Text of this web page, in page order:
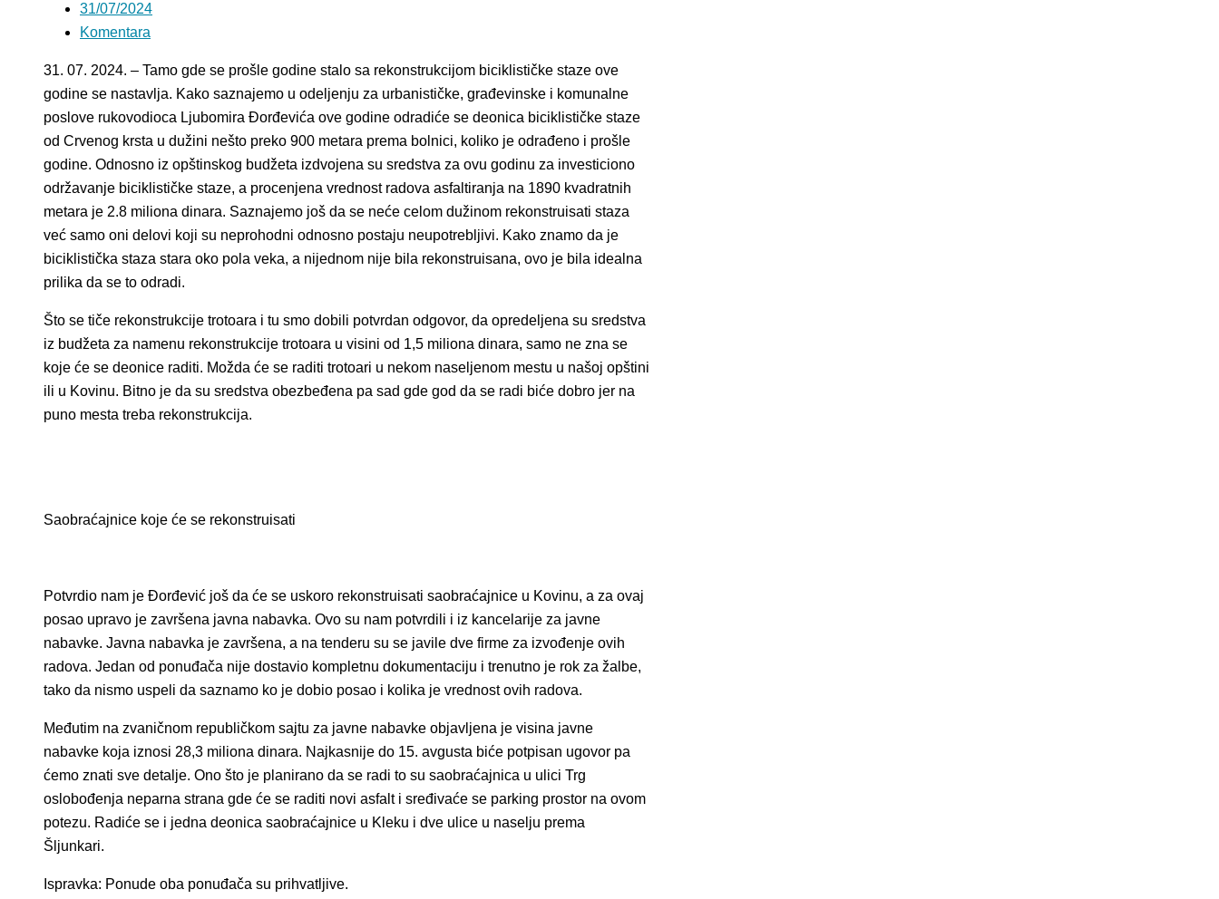
31/07/2024
Komentara
31. 07. 2024. – Tamo gde se prošle godine stalo sa rekonstrukcijom biciklističke staze ove
godine se nastavlja. Kako saznajemo u odeljenju za urbanističke, građevinske i komunalne
poslove rukovodioca Ljubomira Đorđevića ove godine odradiće se deonica biciklističke staze
od Crvenog krsta u dužini nešto preko 900 metara prema bolnici, koliko je odrađeno i prošle
godine. Odnosno iz opštinskog budžeta izdvojena su sredstva za ovu godinu za investiciono
održavanje biciklističke staze, a procenjena vrednost radova asfaltiranja na 1890 kvadratnih
metara je 2.8 miliona dinara. Saznajemo još da se neće celom dužinom rekonstruisati staza
već samo oni delovi koji su neprohodni odnosno postaju neupotrebljivi. Kako znamo da je
biciklistička staza stara oko pola veka, a nijednom nije bila rekonstruisana, ovo je bila idealna
prilika da se to odradi.
Što se tiče rekonstrukcije trotoara i tu smo dobili potvrdan odgovor, da opredeljena su sredstva
iz budžeta za namenu rekonstrukcije trotoara u visini od 1,5 miliona dinara, samo ne zna se
koje će se deonice raditi. Možda će se raditi trotoari u nekom naseljenom mestu u našoj opštini
ili u Kovinu. Bitno je da su sredstva obezbeđena pa sad gde god da se radi biće dobro jer na
puno mesta treba rekonstrukcija.
Saobraćajnice koje će se rekonstruisati
Potvrdio nam je Đorđević još da će se uskoro rekonstruisati saobraćajnice u Kovinu, a za ovaj
posao upravo je završena javna nabavka. Ovo su nam potvrdili i iz kancelarije za javne
nabavke. Javna nabavka je završena, a na tenderu su se javile dve firme za izvođenje ovih
radova. Jedan od ponuđača nije dostavio kompletnu dokumentaciju i trenutno je rok za žalbe,
tako da nismo uspeli da saznamo ko je dobio posao i kolika je vrednost ovih radova.
Međutim na zvaničnom republičkom sajtu za javne nabavke objavljena je visina javne
nabavke koja iznosi 28,3 miliona dinara. Najkasnije do 15. avgusta biće potpisan ugovor pa
ćemo znati sve detalje. Ono što je planirano da se radi to su saobraćajnica u ulici Trg
oslobođenja neparna strana gde će se raditi novi asfalt i sređivaće se parking prostor na ovom
potezu. Radiće se i jedna deonica saobraćajnice u Kleku i dve ulice u naselju prema
Šljunkari.
Ispravka: Ponude oba ponuđača su prihvatljive.